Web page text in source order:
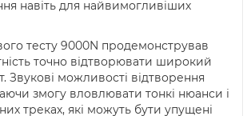
навіть для найвимогливіших
тесту 9000N продемонстрував
точно відтворювати широкий
Звукові можливості відтворення
змогу вловлювати тонкі нюанси і
треках, які можуть бути упущені